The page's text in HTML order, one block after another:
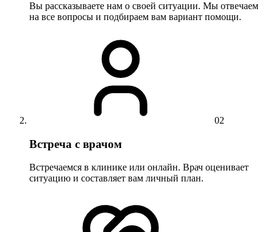
Вы рассказываете нам о своей ситуации. Мы отвечаем
на все вопросы и подбираем вам вариант помощи.
02
Встреча с врачом
Встречаемся в клинике или онлайн. Врач оценивает
ситуацию и составляет вам личный план.